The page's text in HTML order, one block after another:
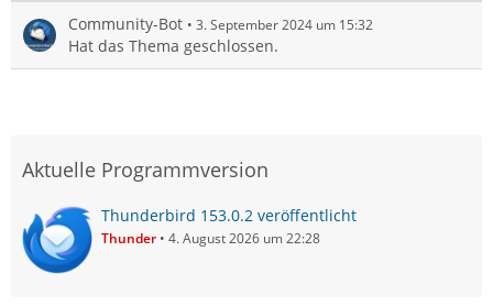
Community-Bot 3. September 2024 um 15:32
Hat das Thema geschlossen.
Aktuelle Programmversion
Thunderbird 153.0.2 veröffentlicht
Thunder 4. August 2026 um 22:28